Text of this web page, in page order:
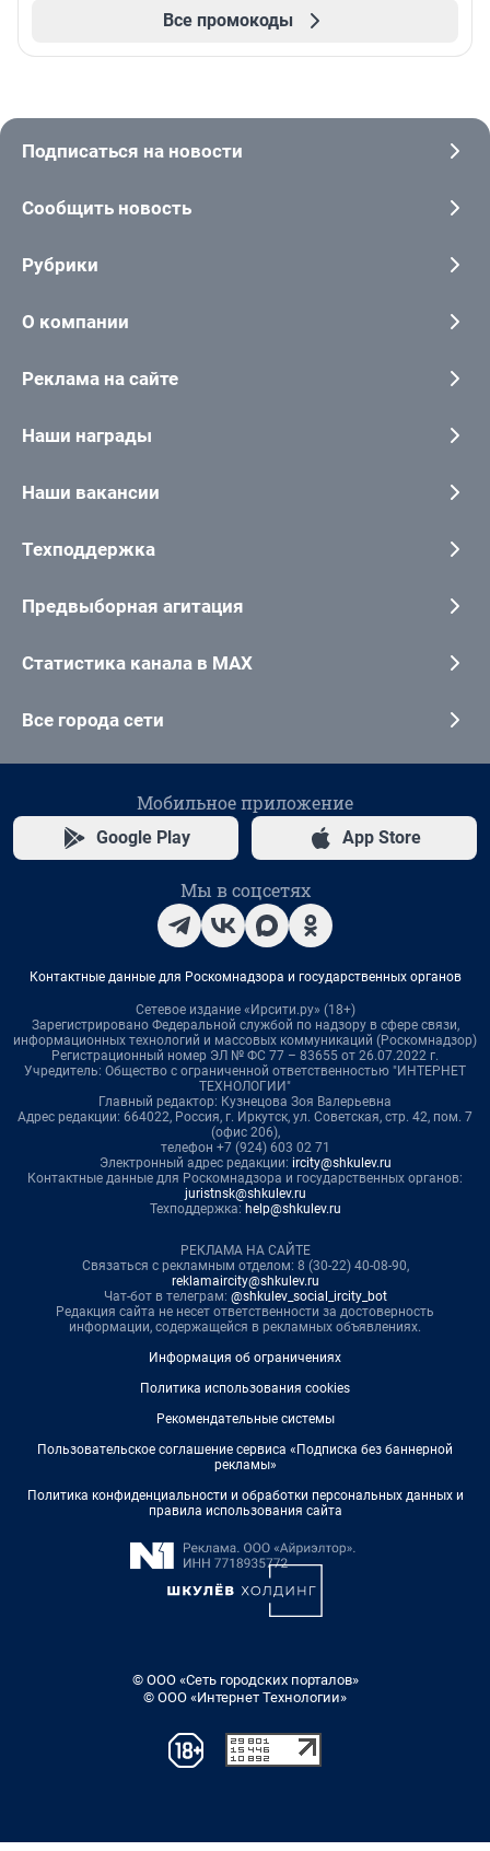
Все промокоды
Подписаться на новости
Сообщить новость
Рубрики
О компании
Реклама на сайте
Наши награды
Наши вакансии
Техподдержка
Предвыборная агитация
Статистика канала в MAX
Все города сети
Мобильное приложение
Google Play App Store
Мы в соцсетях
Контактные данные для Роскомнадзора и государственных органов
Сетевое издание «Ирсити.ру» (18+)
Зарегистрировано Федеральной службой по надзору в сфере связи,
информационных технологий и массовых коммуникаций (Роскомнадзор)
Регистрационный номер ЭЛ № ФС 77 – 83655 от 26.07.2022 г.
Учредитель: Общество с ограниченной ответственностью "ИНТЕРНЕТ
ТЕХНОЛОГИИ"
Главный редактор: Кузнецова Зоя Валерьевна
Адрес редакции: 664022, Россия, г. Иркутск, ул. Советская, стр. 42, пом. 7
(офис 206),
телефон +7 (924) 603 02 71
Электронный адрес редакции: ircity@shkulev.ru
Контактные данные для Роскомнадзора и государственных органов:
juristnsk@shkulev.ru
Техподдержка: help@shkulev.ru
РЕКЛАМА НА САЙТЕ
Связаться с рекламным отделом: 8 (30-22) 40-08-90,
reklamaircity@shkulev.ru
Чат-бот в телеграм: @shkulev_social_ircity_bot
Редакция сайта не несет ответственности за достоверность
информации, содержащейся в рекламных объявлениях.
Информация об ограничениях
Политика использования cookies
Рекомендательные системы
Пользовательское соглашение сервиса «Подписка без баннерной
рекламы»
Политика конфиденциальности и обработки персональных данных и
правила использования сайта
© ООО «Сеть городских порталов»
© ООО «Интернет Технологии»